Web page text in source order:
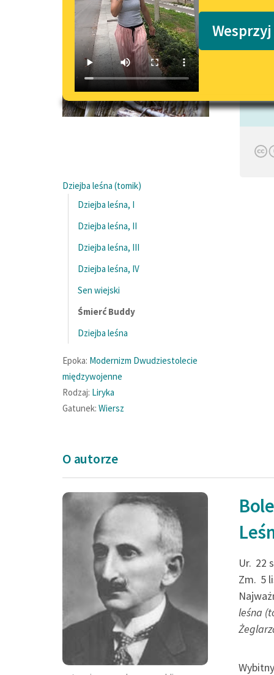
Dziejba leśna (tomik)
Dziejba leśna, I
Dziejba leśna, II
Dziejba leśna, III
Dziejba leśna, IV
Sen wiejski
Śmierć Buddy
Dziejba leśna
Epoka: Modernizm Dwudziestolecie
międzywojenne
Rodzaj: Liryka
Gatunek: Wiersz
O autorze
Ur. 22
Zm. 5
leśna
widziałem, jak
zamiast spocząć, w
Leśmian, Dziejba leśna (tomik),
I tu jeszcze
trup się
A popiół,
inny kształt...
Bolesław Leśmian,